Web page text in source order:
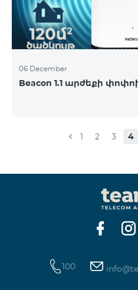
06 December
Beacon 1.1 արժեքի
1 2 3 4
100